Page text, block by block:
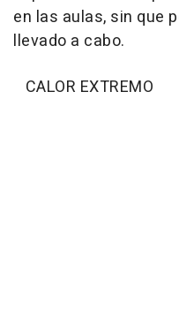
en las aulas, sin que
llevado a cabo.
CALOR EXTREMO